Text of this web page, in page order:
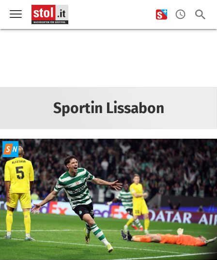
Sportin Lissabon